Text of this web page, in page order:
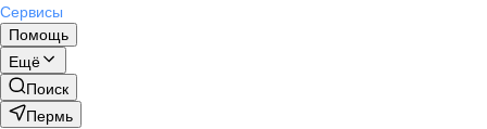
Сервисы
Помощь
Ещё
Поиск
Пермь